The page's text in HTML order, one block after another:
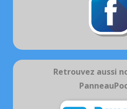
Retrouvez aussi